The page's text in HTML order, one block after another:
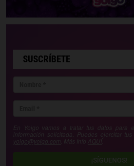
SUSCRÍBETE
En Yoigo vamos a tratar tus datos para
información solicitada. Puedes ejercitar
yoigo@yoigo.com . Más Info AQUÍ
¡SÍGUENOS!